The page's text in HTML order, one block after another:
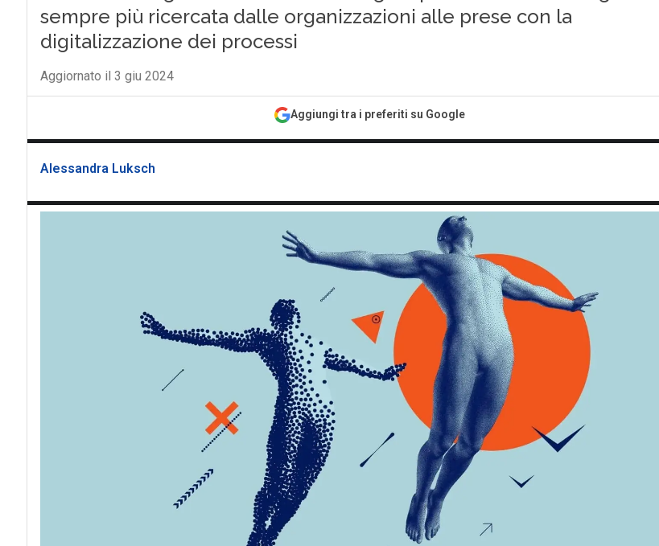
sempre più ricercata dalle organizzazioni alle prese con la
digitalizzazione dei processi
Aggiornato il 3 giu 2024
Aggiungi tra i preferiti su Google
Alessandra Luksch